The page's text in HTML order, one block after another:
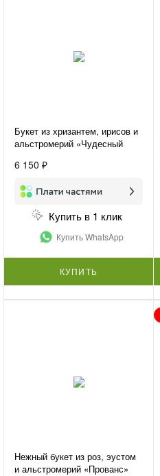
Букет из хризантем, ирисов и
альстромерий «Чудесный
6 150 ₽
Купить в 1 клик
Купить WhatsApp
КУПИТЬ
Нежный букет из роз, эустом
и альстромерий «Прованс»